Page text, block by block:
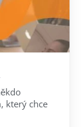
který chce